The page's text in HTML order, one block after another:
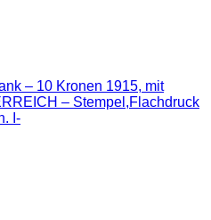
– 10 Kronen 1915, mit
– Stempel,Flachdruck
I-